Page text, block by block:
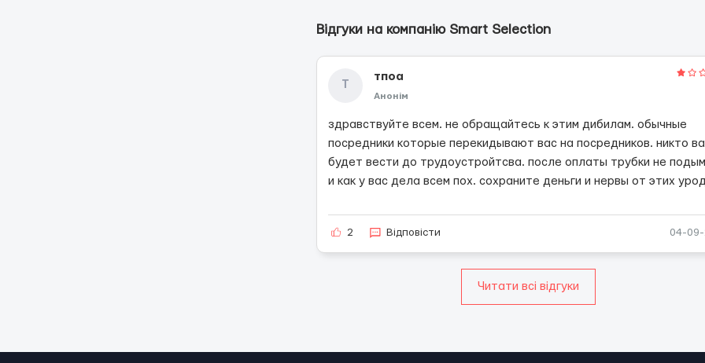
Відгуки на компанію Smart Selection
тпоа
Анонім
здравствуйте всем. не обращайтесь к этим дибилам. обычные
посредники которые перекидывают вас на посредников. никто
будет вести до трудоустройтсва. после оплаты трубки не
и как у вас дела всем пох. сохраните деньги и нервы от этих
2 Відповісти 04-
Читати всі відгуки